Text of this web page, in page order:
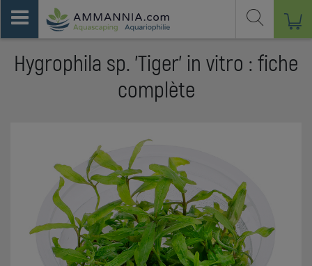
Hygrophila sp. 'Tiger' in vitro : fiche
complète